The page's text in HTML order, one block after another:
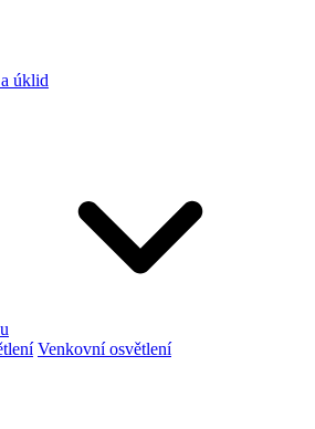
úklid
Venkovní osvětlení